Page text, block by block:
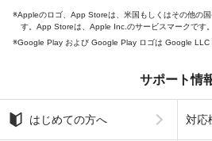
Appleのロゴ、App Storeは、米国もしくはその他の
す。App Storeは、Apple Inc.のサービスマークです。
Google Play および Google Play ロゴは Google LLC
サポート情
はじめての方へ 対応